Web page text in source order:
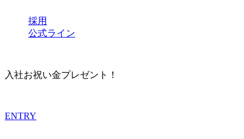
採用
公式ライン
入社お祝い金プレゼント！
ENTRY